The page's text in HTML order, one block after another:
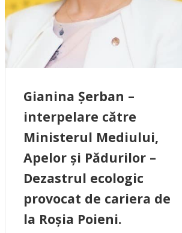
Gianina Șerban –
interpelare către
Ministerul Mediului,
Apelor și Pădurilor –
Dezastrul ecologic
provocat de cariera de
la Roșia Poieni.